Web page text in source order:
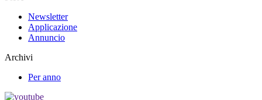
Newsletter
Applicazione
Annuncio
Archivi
Per anno